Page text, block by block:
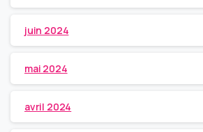
juin 2024
mai 2024
avril 2024